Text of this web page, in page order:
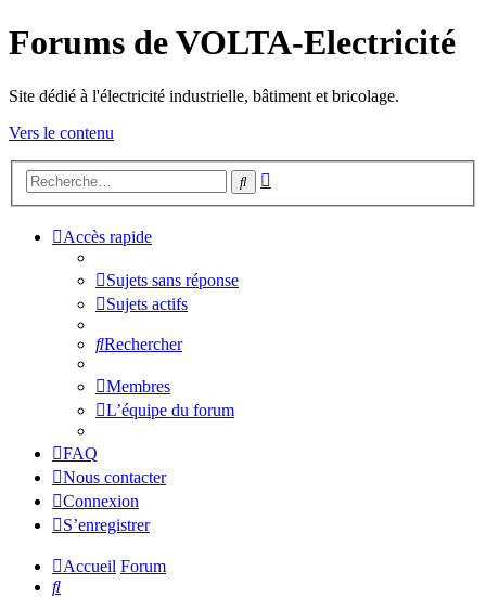
Forums de VOLTA-Electricité
Site dédié à l'électricité industrielle, bâtiment et bricolage.
Vers le contenu
Rechercher
Accès rapide
Sujets sans réponse
Sujets actifs
Rechercher
Membres
L’équipe du forum
FAQ
Nous contacter
Connexion
S’enregistrer
Accueil Forum
Rechercher